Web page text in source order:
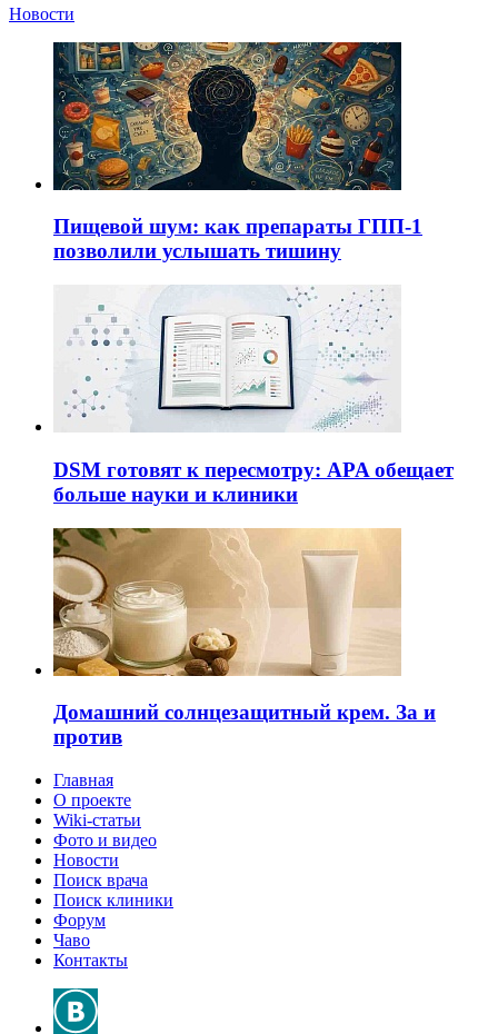
Новости
Пищевой шум: как препараты ГПП-1
позволили услышать тишину
DSM готовят к пересмотру: APA обещает
больше науки и клиники
Домашний солнцезащитный крем. За и
против
Главная
О проекте
Wiki-статьи
Фото и видео
Новости
Поиск врача
Поиск клиники
Форум
Чаво
Контакты